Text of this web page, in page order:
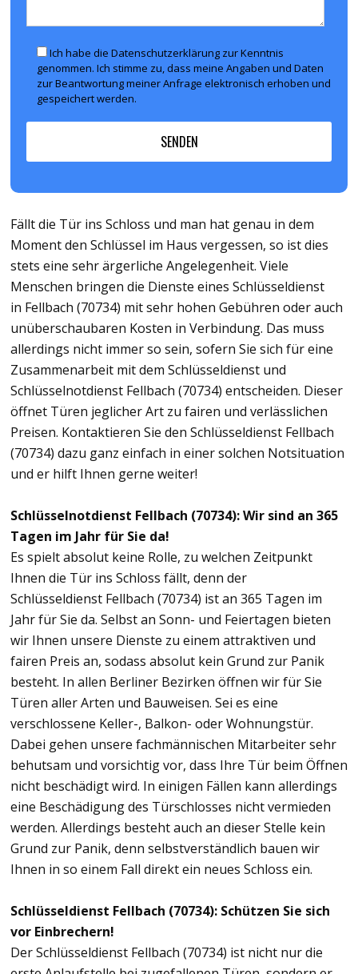
Ich habe die Datenschutzerklärung zur Kenntnis
genommen. Ich stimme zu, dass meine Angaben und Daten
zur Beantwortung meiner Anfrage elektronisch erhoben und
gespeichert werden.
Fällt die Tür ins Schloss und man hat genau in dem
Moment den Schlüssel im Haus vergessen, so ist dies
stets eine sehr ärgerliche Angelegenheit. Viele
Menschen bringen die Dienste eines Schlüsseldienst
in Fellbach (70734) mit sehr hohen Gebühren oder auch
unüberschaubaren Kosten in Verbindung. Das muss
allerdings nicht immer so sein, sofern Sie sich für eine
Zusammenarbeit mit dem Schlüsseldienst und
Schlüsselnotdienst Fellbach (70734) entscheiden. Dieser
öffnet Türen jeglicher Art zu fairen und verlässlichen
Preisen. Kontaktieren Sie den Schlüsseldienst Fellbach
(70734) dazu ganz einfach in einer solchen Notsituation
und er hilft Ihnen gerne weiter!
Schlüsselnotdienst Fellbach (70734): Wir sind an 365
Tagen im Jahr für Sie da!
Es spielt absolut keine Rolle, zu welchen Zeitpunkt
Ihnen die Tür ins Schloss fällt, denn der
Schlüsseldienst Fellbach (70734) ist an 365 Tagen im
Jahr für Sie da. Selbst an Sonn- und Feiertagen bieten
wir Ihnen unsere Dienste zu einem attraktiven und
fairen Preis an, sodass absolut kein Grund zur Panik
besteht. In allen Berliner Bezirken öffnen wir für Sie
Türen aller Arten und Bauweisen. Sei es eine
verschlossene Keller-, Balkon- oder Wohnungstür.
Dabei gehen unsere fachmännischen Mitarbeiter sehr
behutsam und vorsichtig vor, dass Ihre Tür beim Öffnen
nicht beschädigt wird. In einigen Fällen kann allerdings
eine Beschädigung des Türschlosses nicht vermieden
werden. Allerdings besteht auch an dieser Stelle kein
Grund zur Panik, denn selbstverständlich bauen wir
Ihnen in so einem Fall direkt ein neues Schloss ein.
Schlüsseldienst Fellbach (70734): Schützen Sie sich
vor Einbrechern!
Der Schlüsseldienst Fellbach (70734) ist nicht nur die